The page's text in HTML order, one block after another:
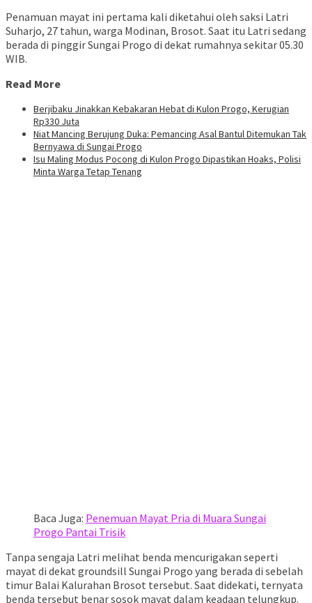
Penamuan mayat ini pertama kali diketahui oleh saksi Latri
Suharjo, 27 tahun, warga Modinan, Brosot. Saat itu Latri sedang
berada di pinggir Sungai Progo di dekat rumahnya sekitar 05.30
WIB.
Read More
Berjibaku Jinakkan Kebakaran Hebat di Kulon Progo, Kerugian
Rp330 Juta
Niat Mancing Berujung Duka: Pemancing Asal Bantul Ditemukan Tak
Bernyawa di Sungai Progo
Isu Maling Modus Pocong di Kulon Progo Dipastikan Hoaks, Polisi
Minta Warga Tetap Tenang
Baca Juga: Penemuan Mayat Pria di Muara Sungai
Progo Pantai Trisik
Tanpa sengaja Latri melihat benda mencurigakan seperti
mayat di dekat groundsill Sungai Progo yang berada di sebelah
timur Balai Kalurahan Brosot tersebut. Saat didekati, ternyata
benda tersebut benar sosok mayat dalam keadaan telungkup.